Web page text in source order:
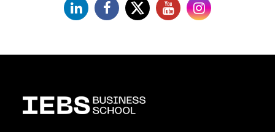
LinkedinFacebook
X YouTubeInstagram